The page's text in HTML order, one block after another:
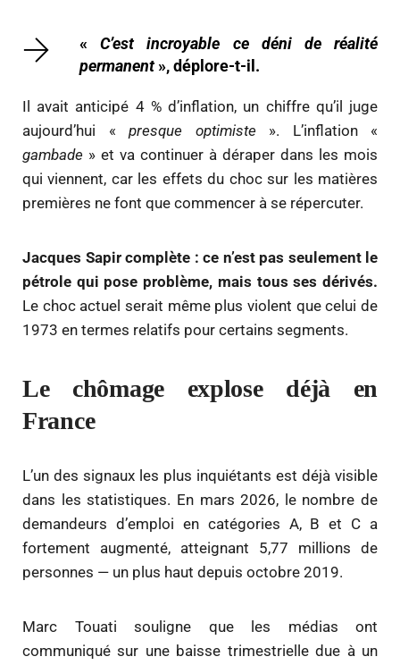
«C’est incroyable ce déni de réalité
permanent», déplore-t-il.
Il avait anticipé 4 % d’inflation, un chiffre qu’il juge
aujourd’hui « presque optimiste ». L’inflation «
gambade » et va continuer à déraper dans les mois
qui viennent, car les effets du choc sur les matières
premières ne font que commencer à se répercuter.
Jacques Sapir complète : ce n’est pas seulement le
pétrole qui pose problème, mais tous ses dérivés.
Le choc actuel serait même plus violent que celui de
1973 en termes relatifs pour certains segments.
Le chômage explose déjà en
France
L’un des signaux les plus inquiétants est déjà visible
dans les statistiques. En mars 2026, le nombre de
demandeurs d’emploi en catégories A, B et C a
fortement augmenté, atteignant 5,77 millions de
personnes — un plus haut depuis octobre 2019.
Marc Touati souligne que les médias ont
communiqué sur une baisse trimestrielle due à un